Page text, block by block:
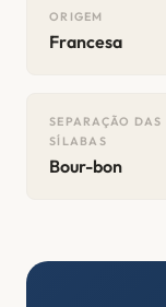
ORIGEM
Francesa
SEPARAÇÃO DAS
SÍLABAS
Bour-bon